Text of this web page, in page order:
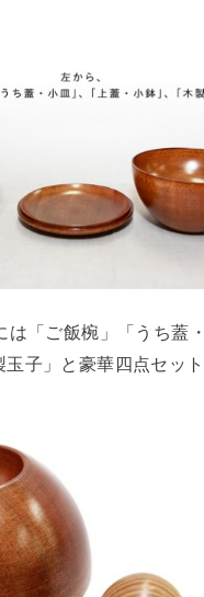
は「ご飯椀」「うち蓋
子」と豪華四点セッ